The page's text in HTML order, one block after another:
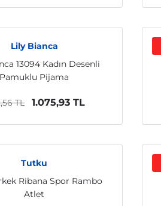
Lily Bianca
13094 Kadın Desenli
Pamuklu Pijama
TL 1.075,93 TL
Tutku
Ribana Spor Rambo
Atlet